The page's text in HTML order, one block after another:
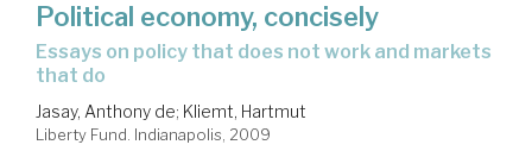
Political economy, concisely
essays on policy that does not work and markets
that do
Jasay, Anthony de; Kliemt, Hartmut
Liberty Fund. Indianapolis, 2009